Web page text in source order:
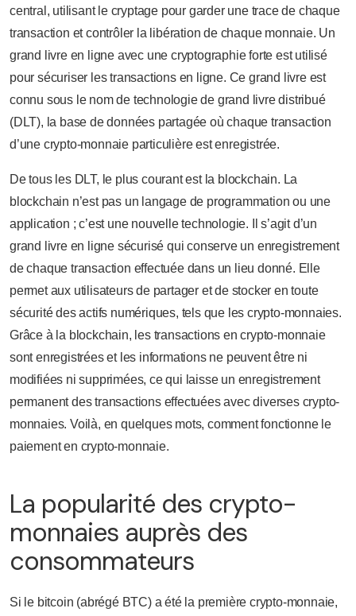
central, utilisant le cryptage pour garder une trace de chaque
transaction et contrôler la libération de chaque monnaie. Un
grand livre en ligne avec une cryptographie forte est utilisé
pour sécuriser les transactions en ligne. Ce grand livre est
connu sous le nom de technologie de grand livre distribué
(DLT), la base de données partagée où chaque transaction
d’une crypto-monnaie particulière est enregistrée.
De tous les DLT, le plus courant est la blockchain. La
blockchain n’est pas un langage de programmation ou une
application ; c’est une nouvelle technologie. Il s’agit d’un
grand livre en ligne sécurisé qui conserve un enregistrement
de chaque transaction effectuée dans un lieu donné. Elle
permet aux utilisateurs de partager et de stocker en toute
sécurité des actifs numériques, tels que les crypto-monnaies.
Grâce à la blockchain, les transactions en crypto-monnaie
sont enregistrées et les informations ne peuvent être ni
modifiées ni supprimées, ce qui laisse un enregistrement
permanent des transactions effectuées avec diverses crypto-
monnaies. Voilà, en quelques mots, comment fonctionne le
paiement en crypto-monnaie.
La popularité des crypto-
monnaies auprès des
consommateurs
Si le bitcoin (abrégé BTC) a été la première crypto-monnaie,